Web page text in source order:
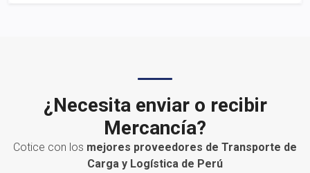
¿Necesita enviar o recibir
Mercancía?
Cotice con los mejores proveedores de Transporte de
Carga y Logística de Perú